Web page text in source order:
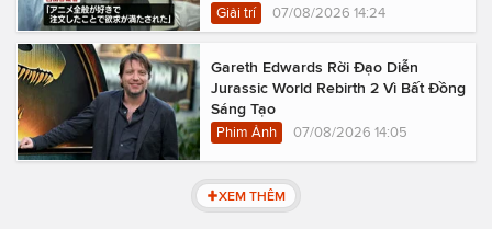
Giải trí 07/08/2026 14:24
Gareth Edwards Rời Đạo Diễn
Jurassic World Rebirth 2 Vì Bất Đồng
Sáng Tạo
Phim Ảnh 07/08/2026 14:05
XEM THÊM